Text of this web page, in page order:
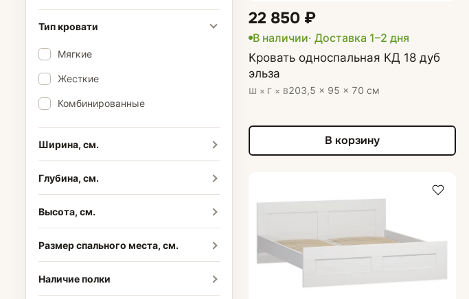
Тип кровати
Мягкие
Жесткие
Комбинированные
Ширина, см.
Глубина, см.
Высота, см.
Размер спального места, см.
Наличие полки
22 850 ₽
В наличии· Доставка 1–2 дня
Кровать односпальная КД 18 дуб
эльза
Ш × Г × В203,5 × 95 × 70 см
В корзину